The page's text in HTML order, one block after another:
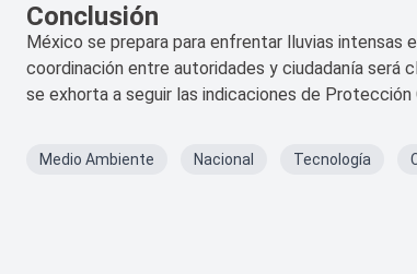
Conclusión
México se prepara para enfrentar lluvias
coordinación entre autoridades y ciudadanía será
se exhorta a seguir las indicaciones de
Medio Ambiente Nacional Tecnología